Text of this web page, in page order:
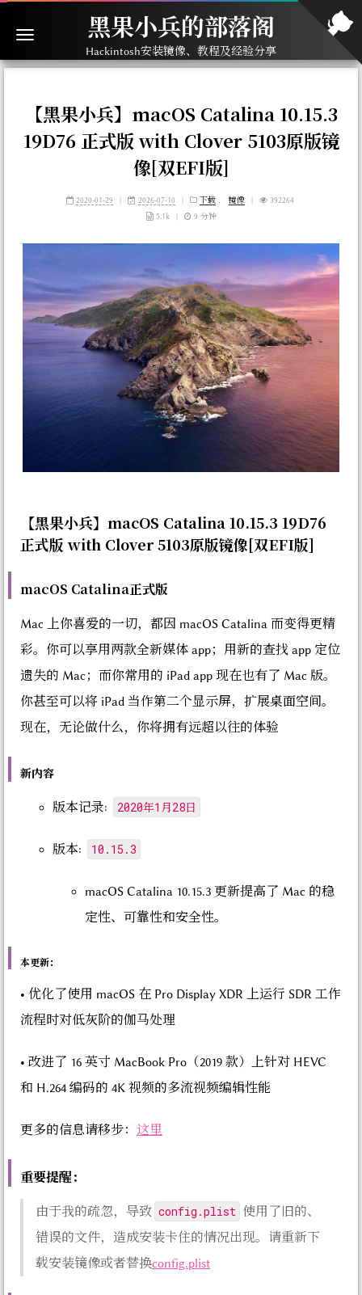
黑果小兵的部落阁
Hackintosh安装镜像、教程及经验分享
【黑果小兵】macOS Catalina 10.15.3
19D76 正式版 with Clover 5103原版镜
像[双EFI版]
2020-01-29 2026-07-10 下载， 镜像
392264
5.1k
9 分钟
【黑果小兵】macOS Catalina 10.15.3 19D76
正式版 with Clover 5103原版镜像[双EFI版]
macOS Catalina正式版
Mac 上你喜爱的一切，都因 macOS Catalina 而变得更精
彩。你可以享用两款全新媒体 app；用新的查找 app 定位
遗失的 Mac；而你常用的 iPad app 现在也有了 Mac 版。
你甚至可以将 iPad 当作第二个显示屏，扩展桌面空间。
现在，无论做什么，你将拥有远超以往的体验
新内容
版本记录: 2020年1月28日
版本: 10.15.3
macOS Catalina 10.15.3 更新提高了 Mac 的稳
定性、可靠性和安全性。
本更新：
• 优化了使用 macOS 在 Pro Display XDR 上运行 SDR 工作
流程时对低灰阶的伽马处理
• 改进了 16 英寸 MacBook Pro（2019 款）上针对 HEVC
和 H.264 编码的 4K 视频的多流视频编辑性能
更多的信息请移步： 这里
重要提醒：
由于我的疏忽，导致 config.plist 使用了旧的、
错误的文件，造成安装卡住的情况出现。请重新下
载安装镜像或者替换config.plist